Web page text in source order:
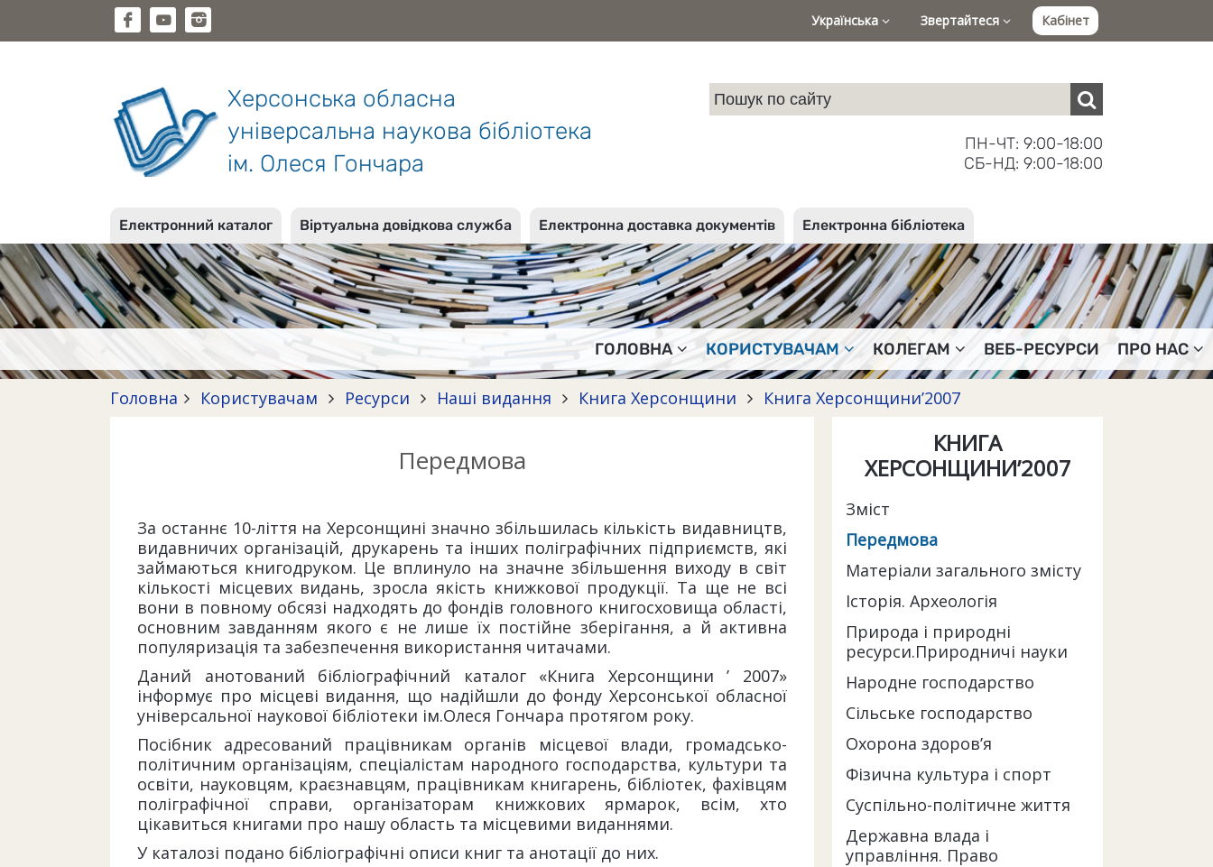
Українська Звертайтеся Кабінет
Херсонська обласна
універсальна наукова бібліотека
ім. Олеся Гончара
ПН-ЧТ: 9:00-18:00
СБ-НД: 9:00-18:00
Електронний каталог Віртуальна довідкова служба Електронна доставка документів Електронна бібліотека
ГОЛОВНА КОРИСТУВАЧАМ КОЛЕГАМ ВЕБ-РЕСУРСИ ПРО НАС
Головна Користувачам Ресурси Наші видання Книга Херсонщини Книга Херсонщини’2007
Передмова
За останнє 10-ліття на Херсонщині значно збільшилась кількість видавництв,
видавничих організацій, друкарень та інших поліграфічних підприємств, які
займаються книгодруком. Це вплинуло на значне збільшення виходу в світ
кількості місцевих видань, зросла якість книжкової продукції. Та ще не всі
вони в повному обсязі надходять до фондів головного книгосховища області,
основним завданням якого є не лише їх постійне зберігання, а й активна
популяризація та забезпечення використання читачами.
Даний анотований бібліографічний каталог «Книга Херсонщини ’ 2007»
інформує про місцеві видання, що надійшли до фонду Херсонської обласної
універсальної наукової бібліотеки ім.Олеся Гончара протягом року.
Посібник адресований працівникам органів місцевої влади, громадсько-
політичним організаціям, спеціалістам народного господарства, культури та
освіти, науковцям, краєзнавцям, працівникам книгарень, бібліотек, фахівцям
поліграфічної справи, організаторам книжкових ярмарок, всім, хто
цікавиться книгами про нашу область та місцевими виданнями.
У каталозі подано бібліографічні описи книг та анотації до них.
КНИГА
ХЕРСОНЩИНИ’2007
Зміст
Передмова
Матеріали загального змісту
Історія. Археологія
Природа і природні
ресурси.Природничі науки
Народне господарство
Сільське господарство
Охорона здоров’я
Фізична культура і спорт
Суспільно-політичне життя
Державна влада і
управління. Право